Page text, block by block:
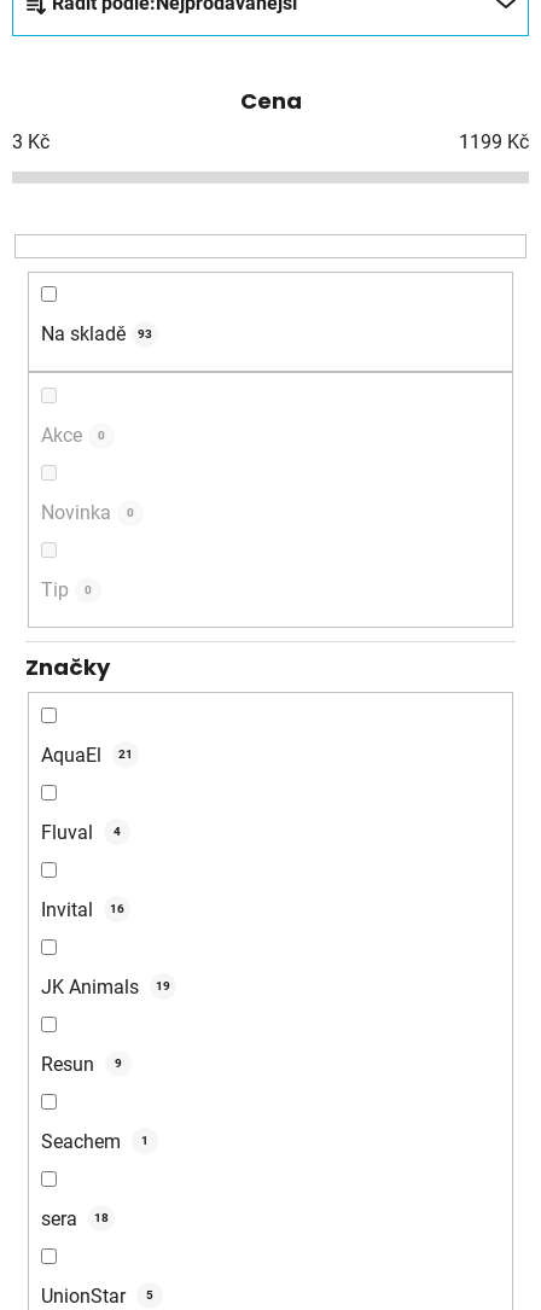
a
z
í
p
o
d
Cena
3 Kč 1199 Kč
Na skladě 93
Akce 0
Novinka 0
Tip 0
Značky
AquaEl 21
Fluval 4
Invital 16
JK Animals 19
Resun 9
Seachem 1
sera 18
UnionStar 5